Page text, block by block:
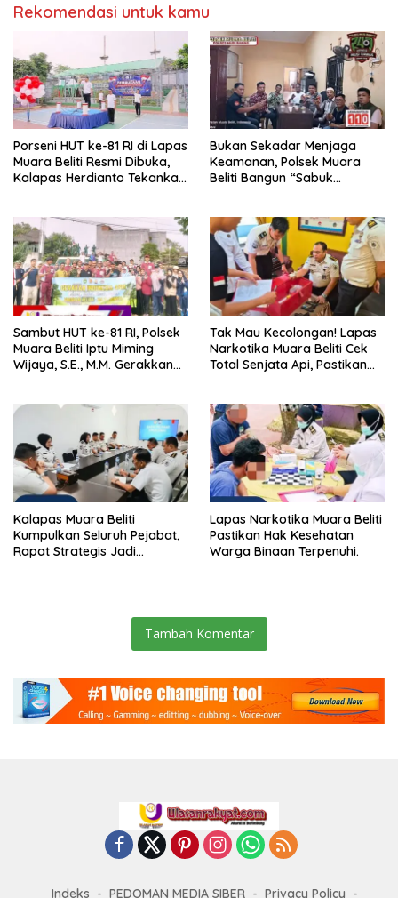
Rekomendasi untuk kamu
Porseni HUT ke-81 RI di Lapas
Muara Beliti Resmi Dibuka,
Kalapas Herdianto Tekankan
Bukan Sekadar Menjaga
Keamanan, Polsek Muara
Beliti Bangun “Sabuk
Sambut HUT ke-81 RI, Polsek
Muara Beliti Iptu Miming
Wijaya, S.E., M.M. Gerakkan
Tak Mau Kecolongan! Lapas
Narkotika Muara Beliti Cek
Total Senjata Api, Pastikan
Kalapas Muara Beliti
Kumpulkan Seluruh Pejabat,
Rapat Strategis Jadi
Lapas Narkotika Muara Beliti
Pastikan Hak Kesehatan
Warga Binaan Terpenuhi.
Tambah Komentar
Indeks PEDOMAN MEDIA SIBER Privacy Policy